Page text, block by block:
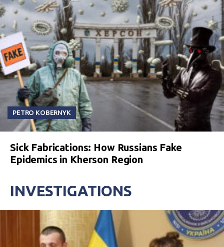
PETRO KOBERNYK
Sick Fabrications: How Russians Fake
Epidemics in Kherson Region
INVESTIGATIONS